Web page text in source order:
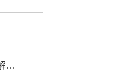
VOCs专项检查常见问题及解决办法？